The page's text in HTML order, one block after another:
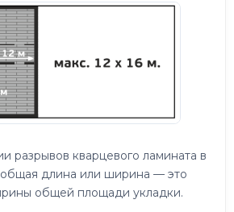
разрывов кварцевого ламината в
длина или ширина — это
общей площади укладки.